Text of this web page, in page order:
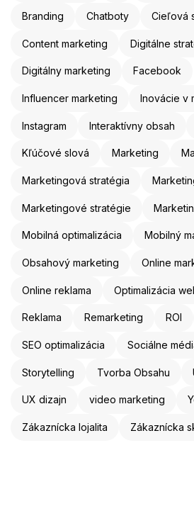
Branding Chatboty Cieľová
Content marketing Digitálne
Digitálny marketing Facebook
Influencer marketing Inovácie v
Instagram Interaktívny obsah
Kľúčové slová Marketing
Marketingová stratégia
Marketingové stratégie
Mobilná optimalizácia Mobilný
Obsahový marketing Online
Online reklama Optimalizácia
Reklama Remarketing ROI
SEO optimalizácia Sociálne
Storytelling Tvorba Obsahu
UX dizajn video marketing
Zákaznícka lojalita Zákaznícka